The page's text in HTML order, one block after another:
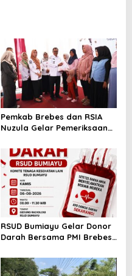
Pemkab Brebes dan RSIA
Nuzula Gelar Pemeriksaan
Perkuat Kesehatan Ibu dan
Bayi
RSUD Bumiayu Gelar Donor
Darah Bersama PMI Brebes
Indonesia